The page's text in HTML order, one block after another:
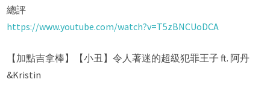
總評
https://www.youtube.com/watch?v=T5zBNCUoDCA
【加點吉拿棒】【小丑】令人著迷的超級犯罪王子 ft. 阿丹
&Kristin